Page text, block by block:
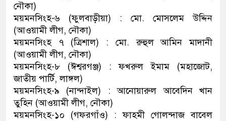
নৌকা)
ময়মনসিংহ-৬ (ফুলবাড়ীয়া) : মো. মোসলেম উদ্দিন
(আওয়ামী লীগ, নৌকা)
ময়মনসিংহ ৭ (ত্রিশাল) : মো. রুহুল আমিন মাদানী
(আওয়ামী লীগ, নৌকা)
ময়মনসিংহ-৮ (ঈশ্বরগঞ্জ) : ফখরুল ইমাম (মহাজোট,
জাতীয় পার্টি, লাঙ্গল)
ময়মনসিংহ-৯ (নান্দাইল) : আনোয়ারুল আবেদিন খান
তুহিন (আওয়ামী লীগ, নৌকা)
ময়মনসিংহ-১০ (গফরগাঁও) : ফাহমী গোলন্দাজ বাবেল